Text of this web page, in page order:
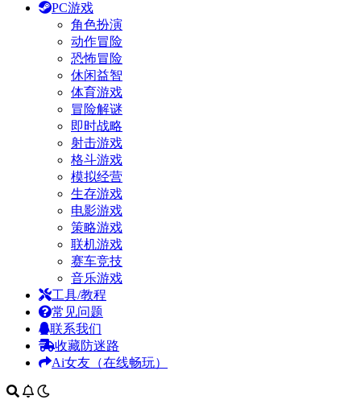
PC游戏
角色扮演
动作冒险
恐怖冒险
休闲益智
体育游戏
冒险解谜
即时战略
射击游戏
格斗游戏
模拟经营
生存游戏
电影游戏
策略游戏
联机游戏
赛车竞技
音乐游戏
工具/教程
常见问题
联系我们
收藏防迷路
Ai女友（在线畅玩）